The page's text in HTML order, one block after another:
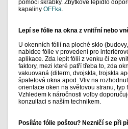
pomocí škrabky. Zbytkové lepidlo
kapaliny OFFka.
Lepí se fólie na okna z vnitřní nebo
U okenních fólií na ploché sklo
nabídce fólie v provedení pro
aplikace. Zda lepit fólii z venku či ze
faktory, mezi které patří třeba to, zda
vakuovaná (diterm, dvojskla, trojskla
špaletová okna apod. Vliv na
orientace oken na světovou stranu,
Vzhledem k náročnosti volby
konzultaci s naším technikem.
Posíláte fólie poštou? Nezničí se při